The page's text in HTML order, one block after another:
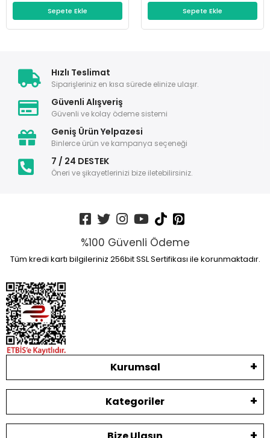
Sepete Ekle Sepete Ekle
Hızlı Teslimat
Siparişleriniz en kısa sürede elinize ulaşır.
Güvenli Alışveriş
Güvenli ve kolay ödeme sistemi
Geniş Ürün Yelpazesi
Binlerce ürün ve kampanya seçeneği
7 / 24 DESTEK
Öneri ve şikayetlerinizi bize iletebilirsiniz.
%100 Güvenli Ödeme
Tüm kredi kartı bilgileriniz 256bit SSL Sertifikası ile korunmaktadır.
Kurumsal
Kategoriler